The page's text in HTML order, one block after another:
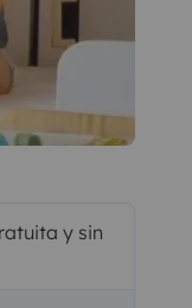
y sin